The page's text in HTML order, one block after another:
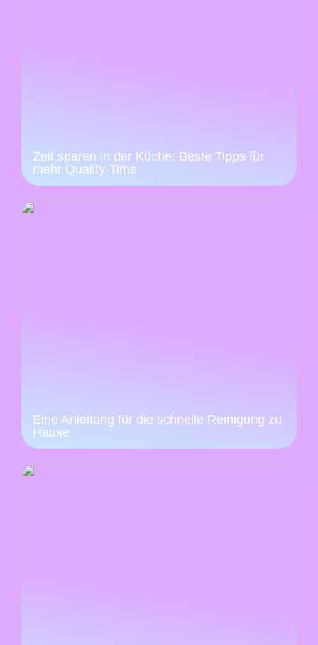
Zeit sparen in der Küche: Beste Tipps für
mehr Quality-Time
Eine Anleitung für die schnelle Reinigung zu
Hause